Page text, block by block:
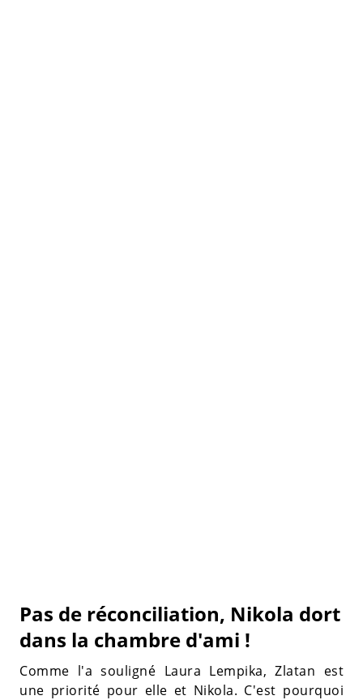
Pas de réconciliation, Nikola dort
dans la chambre d'ami !
Comme l'a souligné Laura Lempika, Zlatan est
une priorité pour elle et Nikola. C'est pourquoi